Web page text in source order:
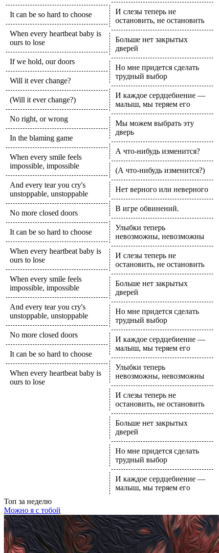
It can be so hard to choose
When every heartbeat baby is
ours to lose
If we hold, our doors
Will it ever change?
(Will it ever change?)
No right, or wrong
In the blaming game
When every smile feels
impossible, impossible
And every tear you cry's
unstoppable, unstoppable
No more closed doors
It can be so hard to choose
When every heartbeat baby is
ours to lose
When every smile feels
impossible, impossible
And every tear you cry's
unstoppable, unstoppable
No more closed doors
It can be so hard to choose
When every heartbeat baby is
ours to lose
И слезы теперь не
остановить, не остановить
Больше нет закрытых
дверей
Но мне придется сделать
трудный выбор
И каждое сердцебиение —
малыш, мы теряем его
Мы можем выбрать эту
дверь
А что-нибудь изменится?
(А что-нибудь изменится?)
Нет верного или неверного
В игре обвинений.
Улыбки теперь
невозможны, невозможны
И слезы теперь не
остановить, не остановить
Больше нет закрытых
дверей
Но мне придется сделать
трудный выбор
И каждое сердцебиение —
малыш, мы теряем его
Улыбки теперь
невозможны, невозможны
И слезы теперь не
остановить, не остановить
Больше нет закрытых
дверей
Но мне придется сделать
трудный выбор
И каждое сердцебиение —
малыш, мы теряем его
Топ за неделю
Можно я с тобой